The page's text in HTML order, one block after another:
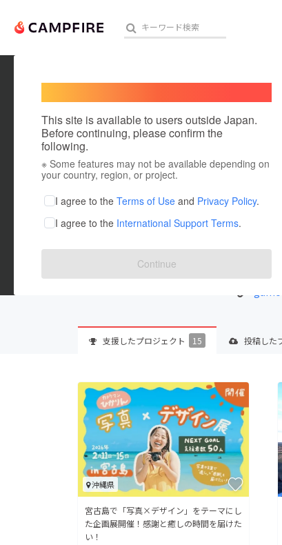
人気のプロジェクト 注
アート・写真
テクノロジー・ガジェット
映像・映画
ビジネス・起業
まちづくり・地域活性化
This site is available to users outside Japan.
Before continuing, please confirm the
following.
※ Some features may not be available depending on
your country, region, or project.
I agree to the Terms of Use and Privacy Policy.
I agree to the International Support Terms.
Continue
これ
出身国：
株式会
す、宜し
支援したプロジェクト 15 投稿した
沖縄県
宮古島で「写真×デザイン」をテーマにし
た企画展開催！感謝と癒しの時間を届けた
い！